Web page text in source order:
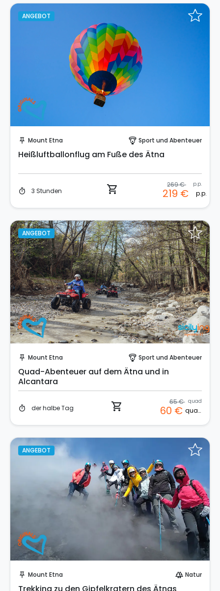
ANGEBOT
push_pin Mount Etna paragliding Sport und Abenteuer
Heißluftballonflug am Fuße des Ätna
timer 3 Stunden shopping_cart 269 € p.p.
219 € p.p.
ANGEBOT
push_pin Mount Etna paragliding Sport und Abenteuer
Quad-Abenteuer auf dem Ätna und in
Alcantara
timer der halbe Tag shopping_cart 65 € quad
60 € quad
ANGEBOT
push_pin Mount Etna forest Natur